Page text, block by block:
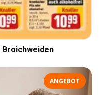
Broichweiden
ANGEBOT